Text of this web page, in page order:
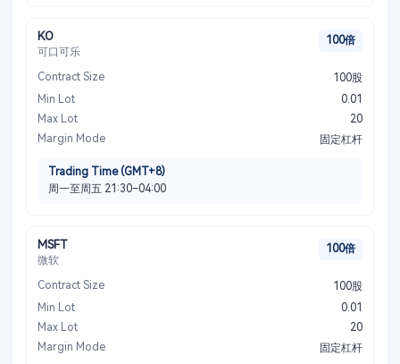
KO
可口可乐
100倍
Contract Size
100股
Min Lot
0.01
Max Lot
20
Margin Mode
固定杠杆
Trading Time (GMT+8)
周一至周五 21:30–04:00
MSFT
微软
100倍
Contract Size
100股
Min Lot
0.01
Max Lot
20
Margin Mode
固定杠杆